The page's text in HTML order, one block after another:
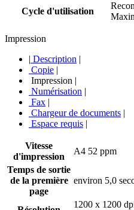
Cycle d'utilisation
Impression
| Description |
Copie |
Impression |
Numérisation |
Fax |
Chargeur de documents |
Espace requis |
Vitesse
d'impression
A4 52 ppm
Temps de sortie
de la première
page
environ 5,0
1200 x 1200